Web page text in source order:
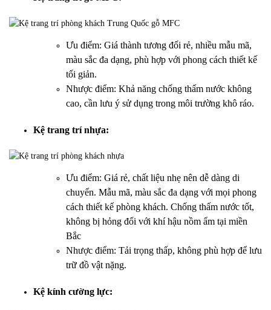
Ưu điểm: Giá thành tương đối rẻ, nhiều mẫu mã,
màu sắc đa dạng, phù hợp với phong cách thiết kế
tối giản.
Nhược điểm: Khả năng chống thấm nước không
cao, cần lưu ý sử dụng trong môi trường khô ráo.
Kệ trang trí nhựa:
Ưu điểm: Giá rẻ, chất liệu nhẹ nên dễ dàng di
chuyển. Mẫu mã, màu sắc đa dạng với mọi phong
cách thiết kế phòng khách. Chống thấm nước tốt,
không bị hỏng đối với khí hậu nồm ẩm tại miền
Bắc
Nhược điểm: Tải trọng thấp, không phù hợp để lưu
trữ đồ vật nặng.
Kệ kính cường lực: